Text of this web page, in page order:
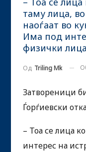
таму лица,
наоѓаат во
Има под
физички
Од Triling Mk
Затвореници
Ѓорѓиевски
– Тоа се лица
интерес на